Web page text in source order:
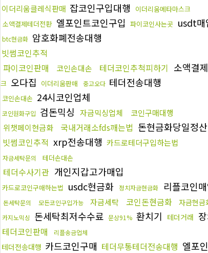
이더리움클레식판매 잡코인구입대행
이더리움메타마스크
소액결제테더전환 엘포인트코인구입 파이코인사는곳 usdt매
btc현금화 암호화폐전송대행
빗썸코인추적
파이코인판매
코인손대손 테더코인추척피하기 소액결
크 오다집 이더리움판매 중고오다 테더전송대행
코인손대손 24시코인업체
코인원화구입 검돈믹싱 자금믹싱업체
코인구매대행
위챗페이현금화
국내거래소fds깨는법 돈현금화당일정산
빗썸코인추적 xrp전송대행 카드로테더구입하는법
자금세탁문의 테더손대손
테더수사기관 개인지갑고가매입
카드로코인구매하는법 usdc현금화 정치자금현금화 리플코인
돈세탁문의 모든코인구입가능 자금세탁 코인돈현금화 자금현금
카지노믹싱 돈세탁최저수수료 문상91% 환치기 테더거래
테더코인판매 리플송금업체
테더전송대행 카드코인구매 테더무통테더전송대행 엘포